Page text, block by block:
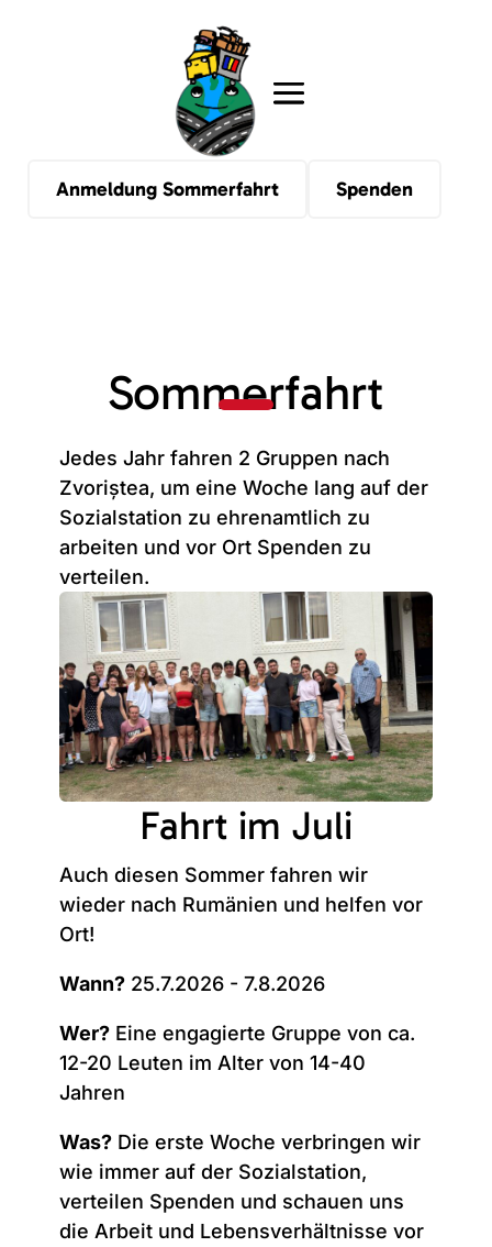
Anmeldung Sommerfahrt Spenden
Sommerfahrt
Jedes Jahr fahren 2 Gruppen nach
Zvoriștea, um eine Woche lang auf der
Sozialstation zu ehrenamtlich zu
arbeiten und vor Ort Spenden zu
verteilen.
Fahrt im Juli
Auch diesen Sommer fahren wir
wieder nach Rumänien und helfen vor
Ort!
Wann? 25.7.2026 - 7.8.2026
Wer? Eine engagierte Gruppe von ca.
12-20 Leuten im Alter von 14-40
Jahren
Was? Die erste Woche verbringen wir
wie immer auf der Sozialstation,
verteilen Spenden und schauen uns
die Arbeit und Lebensverhältnisse vor